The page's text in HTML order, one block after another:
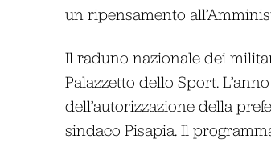
un ripensamento
Il raduno nazionale dei
Palazzetto dello Sport.
dell’autorizzazione della
sindaco Pisapia. Il